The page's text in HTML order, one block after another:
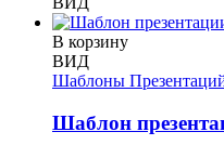
В корзину
ВИД
Шаблоны
Шаблон